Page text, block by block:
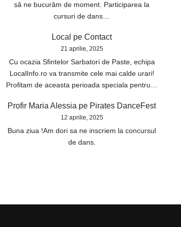
să ne bucurăm de moment. Participarea la
cursuri de dans…
Local pe Contact
21 aprilie, 2025
Cu ocazia Sfintelor Sarbatori de Paste, echipa
LocalInfo.ro va transmite cele mai calde urari!
Profitam de aceasta perioada speciala pentru…
Profir Maria Alessia pe Pirates DanceFest
12 aprilie, 2025
Buna ziua !Am dori sa ne inscriem la concursul
de dans.